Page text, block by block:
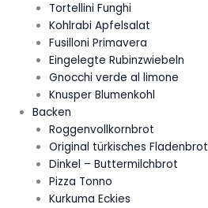
Tortellini Funghi
Kohlrabi Apfelsalat
Fusilloni Primavera
Eingelegte Rubinzwiebeln
Gnocchi verde al limone
Knusper Blumenkohl
Backen
Roggenvollkornbrot
Original türkisches Fladenbrot
Dinkel – Buttermilchbrot
Pizza Tonno
Kurkuma Eckies